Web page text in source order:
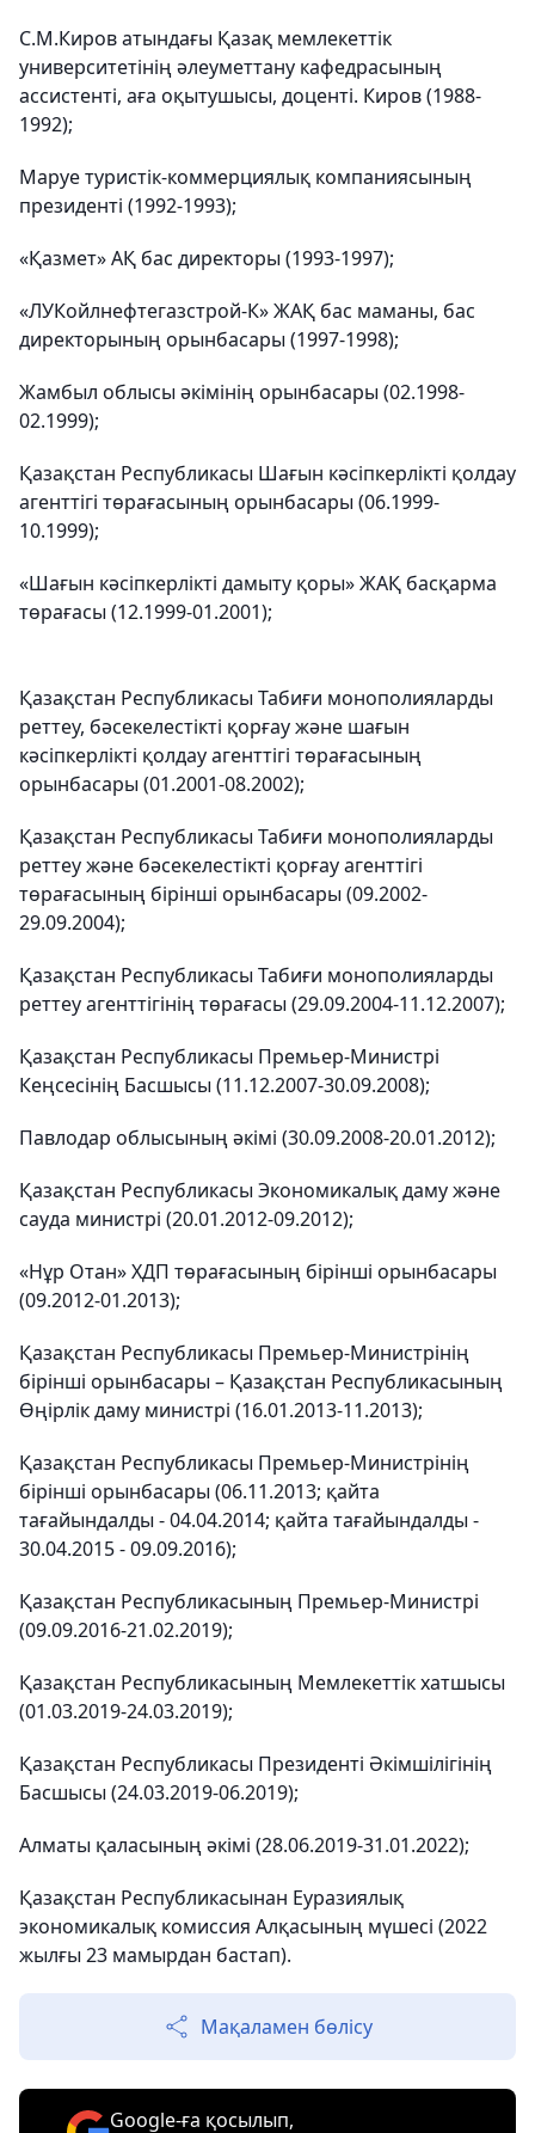
С.М.Киров атындағы Қазақ мемлекеттік
университетінің әлеуметтану кафедрасының
ассистенті, аға оқытушысы, доценті. Киров (1988-
1992);
Maруе туристік-коммерциялық компаниясының
президенті (1992-1993);
«Қазмет» АҚ бас директоры (1993-1997);
«ЛУКойлнефтегазстрой-К» ЖАҚ бас маманы, бас
директорының орынбасары (1997-1998);
Жамбыл облысы әкімінің орынбасары (02.1998-
02.1999);
Қазақстан Республикасы Шағын кәсіпкерлікті қолдау
агенттігі төрағасының орынбасары (06.1999-
10.1999);
«Шағын кәсіпкерлікті дамыту қоры» ЖАҚ басқарма
төрағасы (12.1999-01.2001);
Қазақстан Республикасы Табиғи монополияларды
реттеу, бәсекелестікті қорғау және шағын
кәсіпкерлікті қолдау агенттігі төрағасының
орынбасары (01.2001-08.2002);
Қазақстан Республикасы Табиғи монополияларды
реттеу және бәсекелестікті қорғау агенттігі
төрағасының бірінші орынбасары (09.2002-
29.09.2004);
Қазақстан Республикасы Табиғи монополияларды
реттеу агенттігінің төрағасы (29.09.2004-11.12.2007);
Қазақстан Республикасы Премьер-Министрі
Кеңсесінің Басшысы (11.12.2007-30.09.2008);
Павлодар облысының әкімі (30.09.2008-20.01.2012);
Қазақстан Республикасы Экономикалық даму және
сауда министрі (20.01.2012-09.2012);
«Нұр Отан» ХДП төрағасының бірінші орынбасары
(09.2012-01.2013);
Қазақстан Республикасы Премьер-Министрінің
бірінші орынбасары – Қазақстан Республикасының
Өңірлік даму министрі (16.01.2013-11.2013);
Қазақстан Республикасы Премьер-Министрінің
бірінші орынбасары (06.11.2013; қайта
тағайындалды - 04.04.2014; қайта тағайындалды -
30.04.2015 - 09.09.2016);
Қазақстан Республикасының Премьер-Министрі
(09.09.2016-21.02.2019);
Қазақстан Республикасының Мемлекеттік хатшысы
(01.03.2019-24.03.2019);
Қазақстан Республикасы Президенті Әкімшілігінің
Басшысы (24.03.2019-06.2019);
Алматы қаласының әкімі (28.06.2019-31.01.2022);
Қазақстан Республикасынан Еуразиялық
экономикалық комиссия Алқасының мүшесі (2022
жылғы 23 мамырдан бастап).
Мақаламен бөлісу
Google-ға қосылып,